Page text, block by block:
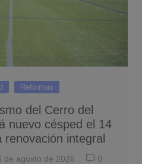
Reformas
del Cerro del
nuevo césped el 14
renovación integral
de agosto de 2026 0